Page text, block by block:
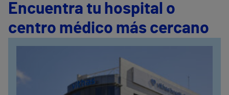
Encuentra tu hospital o
centro médico más cercano